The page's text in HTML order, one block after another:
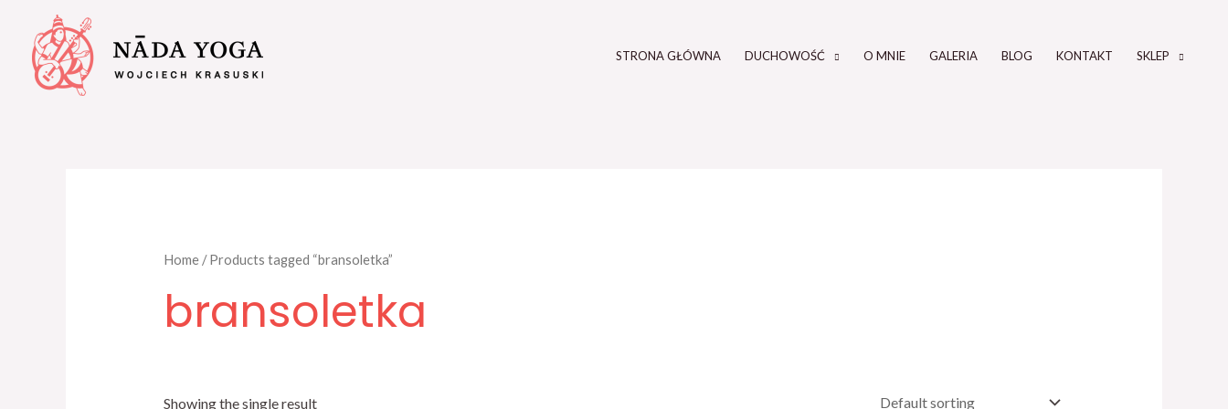
STRONA GŁÓWNA DUCHOWOŚĆ O MNIE GALERIA BLOG KONTAKT SKLEP
Home/ Products tagged “bransoletka”
bransoletka
Showing the single result